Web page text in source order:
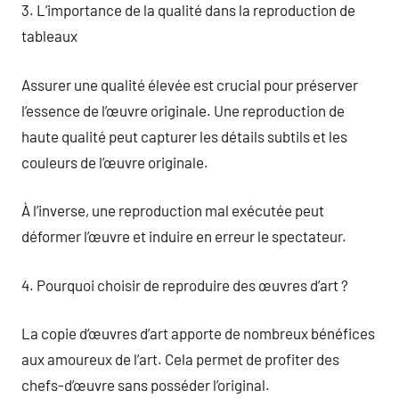
3. L’importance de la qualité dans la reproduction de
tableaux
Assurer une qualité élevée est crucial pour préserver
l’essence de l’œuvre originale. Une reproduction de
haute qualité peut capturer les détails subtils et les
couleurs de l’œuvre originale.
À l’inverse, une reproduction mal exécutée peut
déformer l’œuvre et induire en erreur le spectateur.
4. Pourquoi choisir de reproduire des œuvres d’art ?
La copie d’œuvres d’art apporte de nombreux bénéfices
aux amoureux de l’art. Cela permet de profiter des
chefs-d’œuvre sans posséder l’original.